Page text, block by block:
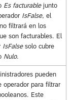
Es facturablejunto
IsFalse, el
filtrará en los
son facturables. El
IsFalsesolo cubre
Nulo.
pueden
operador para filtrar
Este